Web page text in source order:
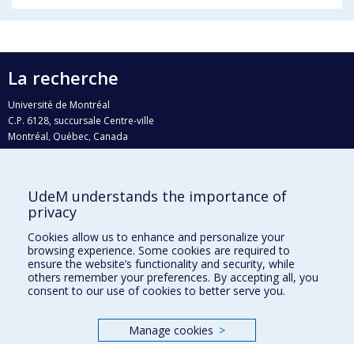
La recherche
Université de Montréal
C.P. 6128, succursale Centre-ville
Montréal, Québec, Canada
H3C 3J7
Qui fait quoi?
Nous trouver
Plan du site
Accessibilité
UdeM understands the importance of
privacy
Cookies allow us to enhance and personalize your
browsing experience. Some cookies are required to
ensure the website’s functionality and security, while
others remember your preferences. By accepting all, you
consent to our use of cookies to better serve you.
Manage cookies >